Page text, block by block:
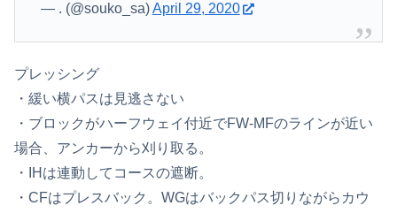
— . (@souko_sa)April 29, 2020
プレッシング
・緩い横パスは見逃さない
・ブロックがハーフウェイ付近でFW-MFのラインが近い
場合、アンカーから刈り取る。
・IHは連動してコースの遮断。
・CFはプレスバック。WGはバックパス切りながらカウ